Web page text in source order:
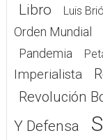
Libro Luis
Orden Mundial
Pandemia
Imperialista
Revolución
Y Defensa